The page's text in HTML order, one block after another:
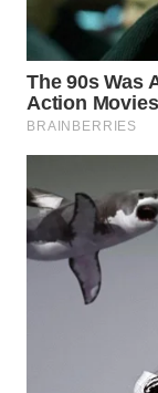
WN
PURWAKARTA
WN
PRIANGAN
TIMUR
WN
SEMARANG